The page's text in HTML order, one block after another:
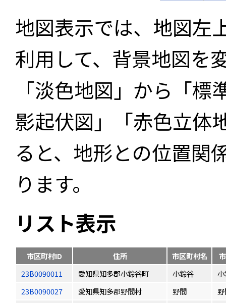
地図表示では、地図左
利用して、背景地図を
「淡色地図」から「
影起伏図」「赤色立体
ると、地形との位置関
ります。
リスト表示
市区町村ID 住所 市区町村名
23B0090011
愛知県知多郡小鈴谷町 小鈴谷
23B0090027
愛知県知多郡野間村 野間